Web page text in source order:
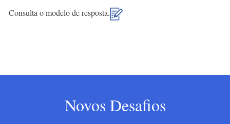
Consulta o modelo de resposta.
Novos Desafios